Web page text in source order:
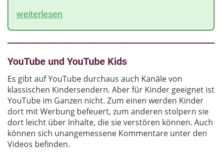
weiterlesen
YouTube und YouTube Kids
Es gibt auf YouTube durchaus auch Kanäle von
klassischen Kindersendern. Aber für Kinder geeignet ist
YouTube im Ganzen nicht. Zum einen werden Kinder
dort mit Werbung befeuert, zum anderen stolpern sie
dort leicht über Inhalte, die sie verstören können. Auch
können sich unangemessene Kommentare unter den
Videos befinden.